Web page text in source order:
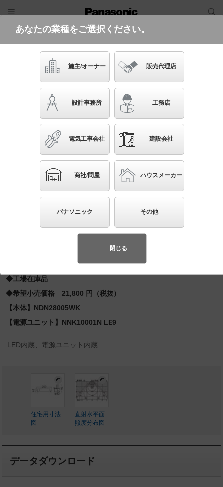
電気・建築設備（ビジネス）
フリーワード
品番・キーワード
かんたん照度計算
XND1009WNK LE9
起動方式違いの商品を見る
天井埋込型 LED（昼白色） ダウンライト ビーム角
80度・拡散タイプ・光源遮光角15度 埋込穴φ75 コン
パクト形蛍光灯FDL27形1灯器具相当 LED 100形
（長寿命・省電力のLEDを主照明にした、高品
質、快適性、先進性を備えた商品群です。）※LEDを中心とする次世
◆工場在庫品
◆希望小売価格 21,800 円（税抜）
【本体】NDN28005WK
【電源ユニット】NNK10001N LE9
LED内蔵、電源ユニット内蔵
住宅用寸法
図
直射水平面
照度分布図
データダウンロード
あなたの業種をご選択ください。
施主/オーナー 販売代理店
設計事務所 工務店
電気工事会社 建設会社
商社/問屋 ハウスメーカー
パナソニック その他
閉じる